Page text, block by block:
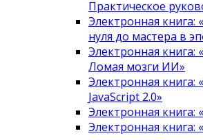
Практическое
Электронная книга:
нуля до мастера в
Электронная
Ломая мозги ИИ»
Электронная книга:
JavaScript 2.0»
Электронная книга:
Электронная книга: